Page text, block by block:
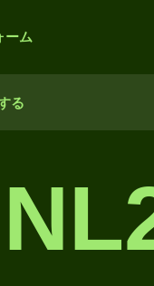
ーム
る